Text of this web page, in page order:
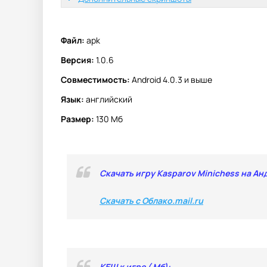
Файл: apk
Версия: 1.0.6
Совместимость: Android 4.0.3 и выше
Язык: английский
Размер: 130 Мб
Скачать игру Kasparov Minichess на
Скачать с Облако.mail.ru